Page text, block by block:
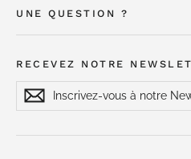
UNE QUESTION ?
RECEVEZ NOTRE
Inscrivez-
vous
à
Newsletter
S'inscrireS'inscrire